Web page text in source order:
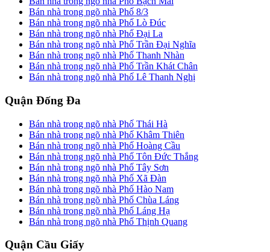
Bán nhà trong ngõ nhà Phố 8/3
Bán nhà trong ngõ nhà Phố Lò Đúc
Bán nhà trong ngõ nhà Phố Đại La
Bán nhà trong ngõ nhà Phố Trần Đại Nghĩa
Bán nhà trong ngõ nhà Phố Thanh Nhàn
Bán nhà trong ngõ nhà Phố Trần Khát Chân
Bán nhà trong ngõ nhà Phố Lê Thanh Nghị
Quận Đống Đa
Bán nhà trong ngõ nhà Phố Thái Hà
Bán nhà trong ngõ nhà Phố Khâm Thiên
Bán nhà trong ngõ nhà Phố Hoàng Cầu
Bán nhà trong ngõ nhà Phố Tôn Đức Thắng
Bán nhà trong ngõ nhà Phố Tây Sơn
Bán nhà trong ngõ nhà Phố Xã Đàn
Bán nhà trong ngõ nhà Phố Hào Nam
Bán nhà trong ngõ nhà Phố Chùa Láng
Bán nhà trong ngõ nhà Phố Láng Hạ
Bán nhà trong ngõ nhà Phố Thịnh Quang
Quận Cầu Giấy